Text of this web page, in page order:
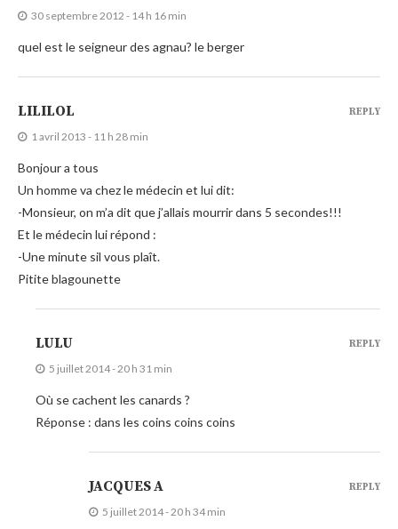
30 septembre 2012 - 14 h 16 min
quel est le seigneur des agnau? le berger
LILILOL
1 avril 2013 - 11 h 28 min
Bonjour a tous
Un homme va chez le médecin et lui dit:
-Monsieur, on m’a dit que j’allais mourrir dans 5 secondes!!!
Et le médecin lui répond :
-Une minute sil vous plaît.
Pitite blagounette
REPLY
LULU
5 juillet 2014 - 20 h 31 min
Où se cachent les canards ?
Réponse : dans les coins coins coins
REPLY
JACQUES A
5 juillet 2014 - 20 h 34 min
REPLY